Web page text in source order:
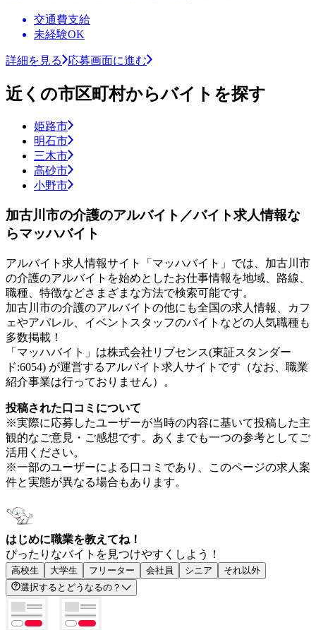
交通費支給
未経験OK
詳細を見る 応募画面に進む
近くの市区町村からバイトを探す
姫路市
明石市
三木市
高砂市
小野市
加古川市の介護のアルバイト／バイト求人情報な
らマッハバイト
アルバイト求人情報サイト「マッハバイト」では、加古川市
の介護のアルバイトを始めとしたお仕事情報を地域、路線、
職種、特徴などさまざまな方法で検索可能です。
加古川市の介護のアルバイトの他にも全国の求人情報、カフ
ェやアパレル、イベントスタッフのバイトなどの人気職種も
多数掲載！
「マッハバイト」は株式会社リブセンス(東証スタンダー
ド:6054) が運営するアルバイト求人サイトです（なお、職業
紹介事業は行っておりません）。
投稿された口コミについて
※実際に応募したユーザーが当時の内容に基いて投稿した主
観的なご意見・ご感想です。あくまでも一つの参考としてご
活用ください。
※一部のユーザーによる口コミであり、このページの求人案
件と実態が異なる場合もあります。
はじめに職業を教えてね！
ぴったりなバイトを見つけやすくしよう！
高校生 大学生 フリーター 会社員 シニア
それ以外
選択するとどうなるの？